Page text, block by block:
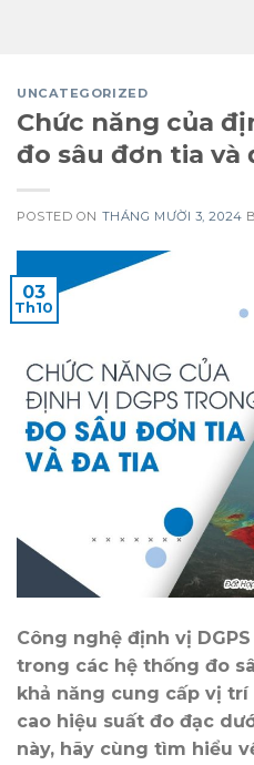
UNCATEGORIZED
Chức năng của
đo sâu đơn tia và
POSTED ON THÁNG MƯỜI 3, 2024
03
Th10
Công nghệ định vị
trong các hệ thống đo
khả năng cung cấp vị trí
cao hiệu suất đo đạc
này, hãy cùng tìm hiểu